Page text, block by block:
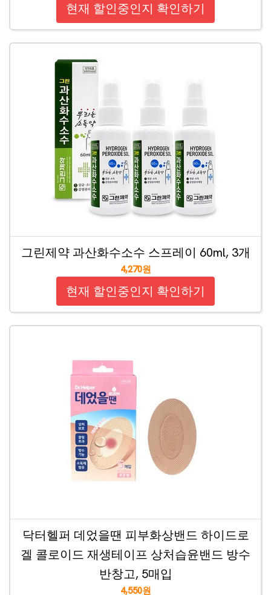
현재 할인중인지 확인하기
그린제약 과산화수소수 스프레이 60ml, 3개
4,270원
현재 할인중인지 확인하기
닥터헬퍼 데었을땐 피부화상밴드 하이드로
겔 콜로이드 재생테이프 상처습윤밴드 방수
반창고, 5매입
4,550원